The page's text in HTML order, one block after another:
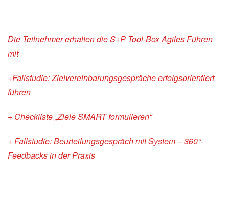
Die Teilnehmer erhalten die S+P Tool-Box Agiles Führen
mit
+Fallstudie: Zielvereinbarungsgespräche erfolgsorientiert
führen
+ Checkliste „Ziele SMART formulieren“
+ Fallstudie: Beurteilungsgespräch mit System – 360°-
Feedbacks in der Praxis